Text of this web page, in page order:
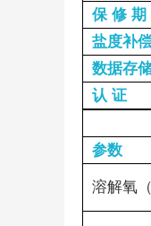
保 修 期
盐度补
数据存
认 证
参数
溶解氧